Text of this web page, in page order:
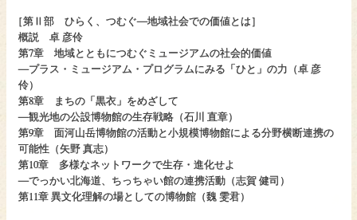
［第Ⅱ部 ひらく、つむぐ―地域社会での価値とは］
概説 卓 彦伶
第7章 地域とともにつむぐミュージアムの社会的価値
―プラス・ミュージアム・プログラムにみる「ひと」の力（卓 彦
伶）
第8章 まちの「黒衣」をめざして
―観光地の公設博物館の生存戦略（石川 直章）
第9章 面河山岳博物館の活動と小規模博物館による分野横断連携の
可能性（矢野 真志）
第10章 多様なネットワークで生存・進化せよ
―でっかい北海道、ちっちゃい館の連携活動（志賀 健司）
第11章 異文化理解の場としての博物館（魏 雯君）